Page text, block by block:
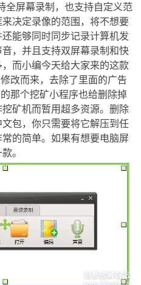
全屏幕录制，也支持自定义范
决定录像的范围，将不想要
能够同时同步记录计算机发
，并且支持双屏幕录制和快
而小编今天给大家来的这款
改而来，去除了里面的广告
那个挖矿小程序也给删除掉
矿机而暂用超多资源。删除
包，你只需要将它解压到任
的简单。如果有想要电脑屏
。